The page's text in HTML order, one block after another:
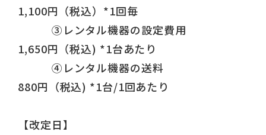
1,100円（税込）*1回毎
③レンタル機器の設定費用
1,650円（税込) *1台あたり
④レンタル機器の送料
880円（税込) *1台/1回あたり
【改定日】